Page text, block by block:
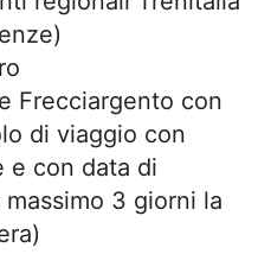
Frecciargento con
di viaggio con
e con data di
3 giorni la